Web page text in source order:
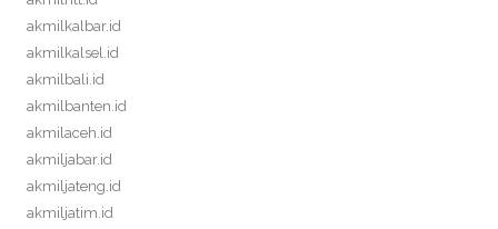
akmilkalbar.id
akmilkalsel.id
akmilbali.id
akmilbanten.id
akmilaceh.id
akmiljabar.id
akmiljateng.id
akmiljatim.id